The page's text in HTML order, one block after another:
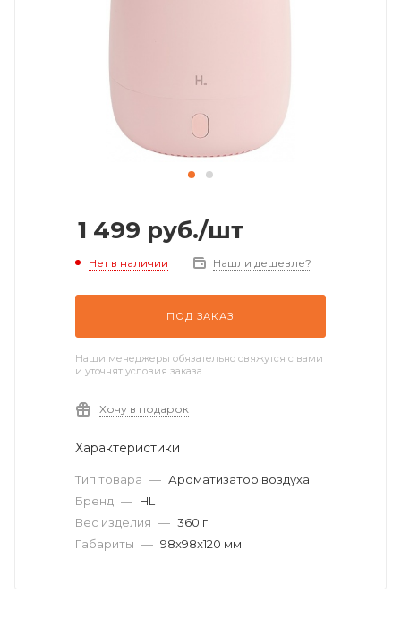
1 499 руб./шт
Нет в наличии Нашли дешевле?
ПОД ЗАКАЗ
Наши менеджеры обязательно свяжутся с вами
и уточнят условия заказа
Хочу в подарок
Характеристики
Тип товара — Ароматизатор воздуха
Бренд — HL
Вес изделия — 360 г
Габариты — 98x98x120 мм